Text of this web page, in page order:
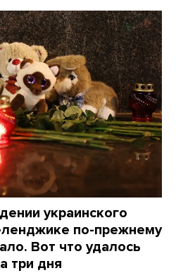
украинского
по-прежнему
Вот что удалось
три дня